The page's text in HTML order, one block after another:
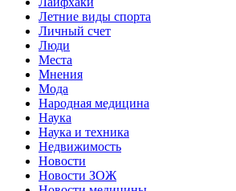
Летние виды спорта
Личный счет
Люди
Места
Мнения
Мода
Народная медицина
Наука
Наука и техника
Недвижимость
Новости
Новости ЗОЖ